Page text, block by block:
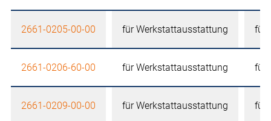
2661-0205-00-00 für Werkstattausstattung für
2661-0206-60-00 für Werkstattausstattung für
2661-0209-00-00 für Werkstattausstattung für